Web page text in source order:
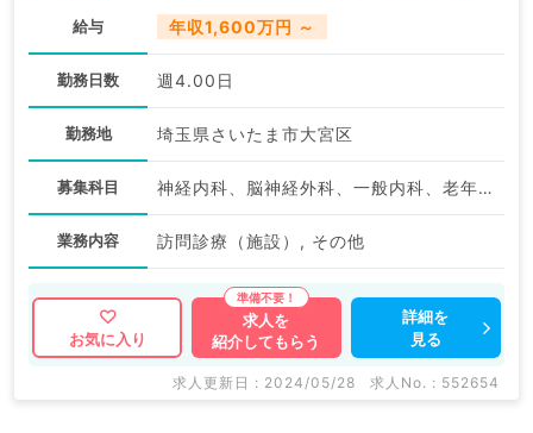
給与 年収1,600万円 ～
勤務日数 週4.00日
勤務地 埼玉県さいたま市大宮区
募集科目 神経内科、脳神経外科、一般内科、老年内科、外科系全般、一般外科
業務内容 訪問診療（施設）, その他
お気に入り
求人を
紹介してもらう
詳細を
見る
求人更新日 : 2024/05/28 求人No. : 552654